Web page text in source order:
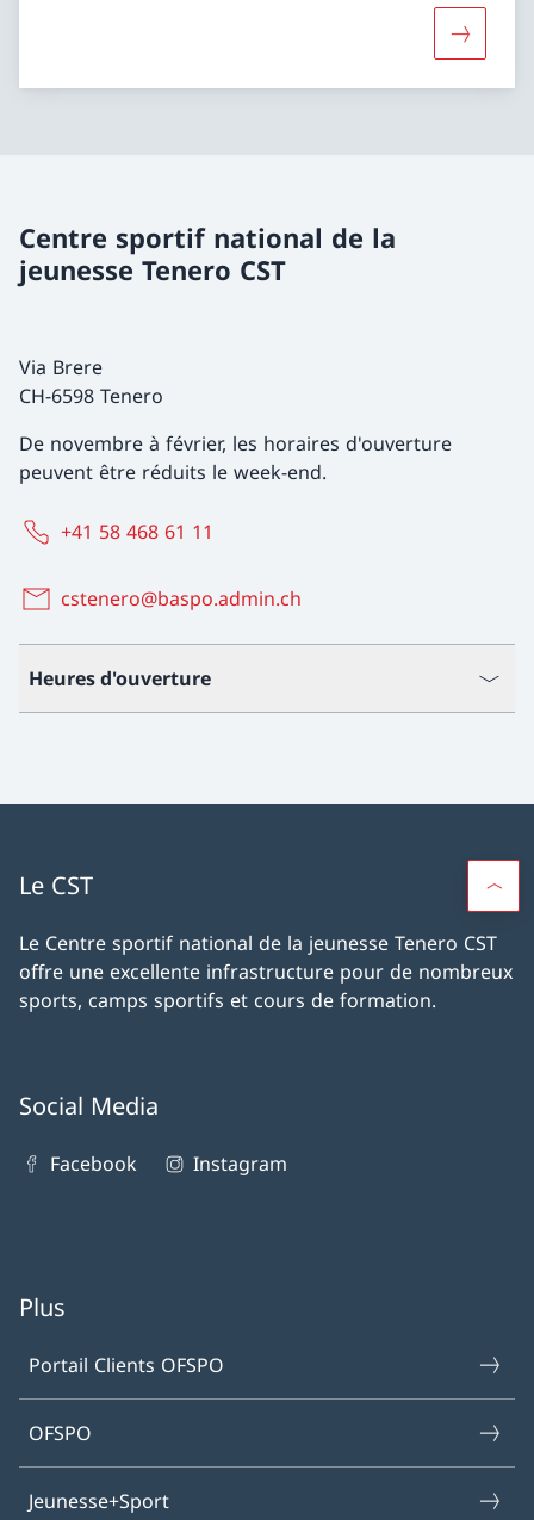
Centre sportif national de la
jeunesse Tenero CST
Via Brere
CH-6598 Tenero
De novembre à février, les horaires d'ouverture
peuvent être réduits le week-end.
+41 58 468 61 11
cstenero@baspo.admin.ch
Heures d'ouverture
Le CST
Le Centre sportif national de la jeunesse Tenero CST
offre une excellente infrastructure pour de nombreux
sports, camps sportifs et cours de formation.
Social Media
Facebook Instagram
Plus
Portail Clients OFSPO
OFSPO
Jeunesse+Sport